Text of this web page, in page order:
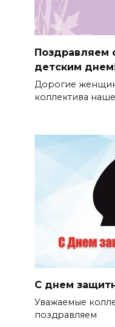
детским
Дорогие
коллектива
С днем
Уважаемые
поздравляем